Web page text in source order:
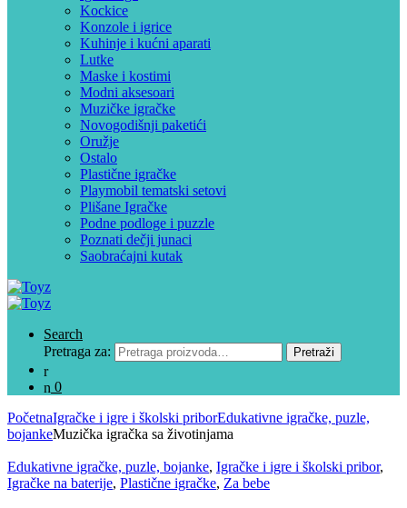
Kockice
Konzole i igrice
Kuhinje i kućni aparati
Lutke
Maske i kostimi
Modni aksesoari
Muzičke igračke
Novogodišnji paketići
Oružje
Ostalo
Plastične igračke
Playmobil tematski setovi
Plišane Igračke
Podne podloge i puzzle
Poznati dečji junaci
Saobraćajni kutak
Search
Pretraga za:
Pretraži
0
PočetnaIgračke i igre i školski priborEdukativne igračke, puzle,
bojankeMuzička igračka sa životinjama
Edukativne igračke, puzle, bojanke, Igračke i igre i školski pribor,
Igračke na baterije, Plastične igračke, Za bebe